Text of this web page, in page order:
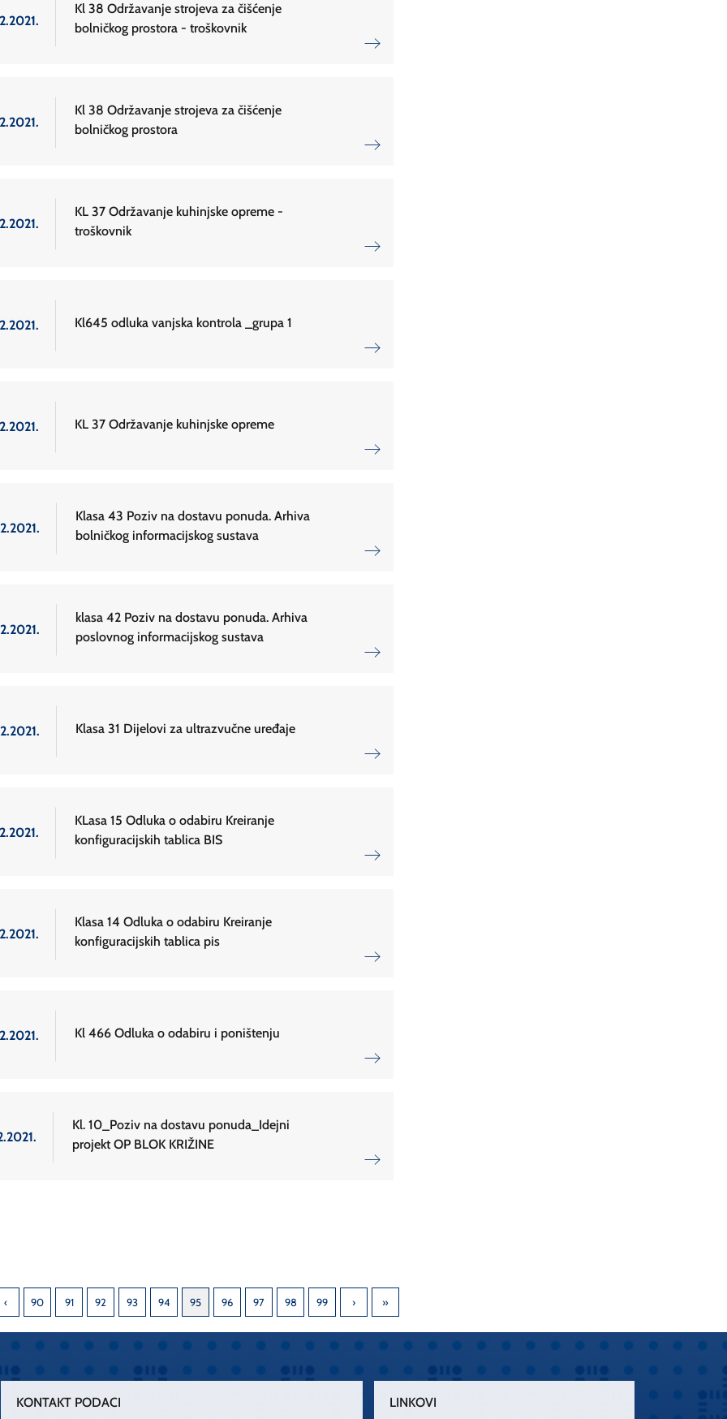
Kl 38 Održavanje strojeva za čišćenje
bolničkog prostora - troškovnik
Kl 38 Održavanje strojeva za čišćenje
bolničkog prostora
KL 37 Održavanje kuhinjske opreme -
troškovnik
Kl645 odluka vanjska kontrola _grupa 1
KL 37 Održavanje kuhinjske opreme
Klasa 43 Poziv na dostavu ponuda. Arhiva
bolničkog informacijskog sustava
klasa 42 Poziv na dostavu ponuda. Arhiva
poslovnog informacijskog sustava
Klasa 31 Dijelovi za ultrazvučne uređaje
KLasa 15 Odluka o odabiru Kreiranje
konfiguracijskih tablica BIS
Klasa 14 Odluka o odabiru Kreiranje
konfiguracijskih tablica pis
Kl 466 Odluka o odabiru i poništenju
Kl. 10_Poziv na dostavu ponuda_Idejni
projekt OP BLOK KRIŽINE
90 91 92 93 94 95 96 97 98 99
KONTAKT PODACI LINKOVI